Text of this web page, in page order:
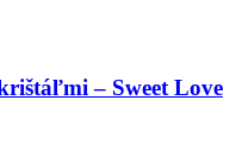
– Sweet Love